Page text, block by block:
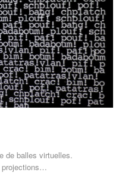
de balles virtuelles.
projections…